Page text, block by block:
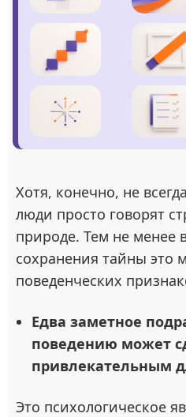
Хотя, конечно, не
люди просто говорят
природе. Тем не менее
сохранения тайны это
поведенческих
Едва заметное
поведению может
привлекательным
Это психологическое